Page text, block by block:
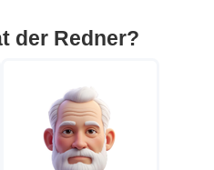
der Redner?